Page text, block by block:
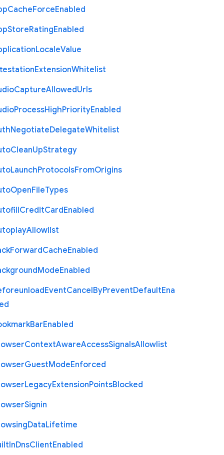
CacheForceEnabled
StoreRatingEnabled
LocaleValue
ExtensionWhitelist
CaptureAllowedUrls
ProcessHighPriorityEnabled
NegotiateDelegateWhitelist
CleanUpStrategy
LaunchProtocolsFromOrigins
OpenFileTypes
CreditCardEnabled
Allowlist
ForwardCacheEnabled
ModeEnabled
EventCancelByPreventDefaultEna
BarEnabled
ContextAwareAccessSignalsAllowlist
GuestModeEnforced
LegacyExtensionPointsBlocked
Signin
DataLifetime
InDnsClientEnabled